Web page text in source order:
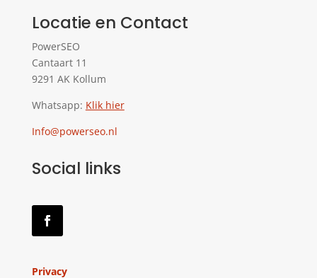
Locatie en Contact
PowerSEO
Cantaart 11
9291 AK Kollum
Whatsapp: Klik hier
Info@powerseo.nl
Social links
Privacy